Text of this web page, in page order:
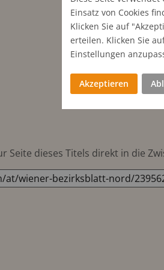
Seite dieses Titels direkt in die
Einsatz von Cookies
Klicken Sie auf
erteilen. Klicken Sie
Einstellungen
Akzeptieren